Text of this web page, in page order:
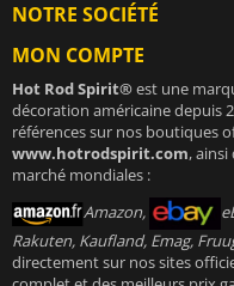
NOTRE SOCIÉTÉ
MON COMPTE
Hot Rod Spirit®est une
décoration américaine depuis
références sur nos boutiques
www.hotrodspirit.com,
marché mondiales :
Amazon,
Rakuten, Kaufland, Emag,
directement sur nos sites